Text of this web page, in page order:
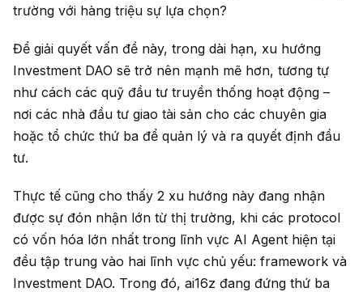
trường với hàng triệu sự lựa chọn?
Để giải quyết vấn đề này, trong dài hạn, xu hướng
Investment DAO sẽ trở nên mạnh mẽ hơn, tương tự
như cách các quỹ đầu tư truyền thống hoạt động –
nơi các nhà đầu tư giao tài sản cho các chuyên gia
hoặc tổ chức thứ ba để quản lý và ra quyết định đầu
tư.
Thực tế cũng cho thấy 2 xu hướng này đang nhận
được sự đón nhận lớn từ thị trường, khi các protocol
có vốn hóa lớn nhất trong lĩnh vực AI Agent hiện tại
đều tập trung vào hai lĩnh vực chủ yếu: framework và
Investment DAO. Trong đó, ai16z đang đứng thứ ba